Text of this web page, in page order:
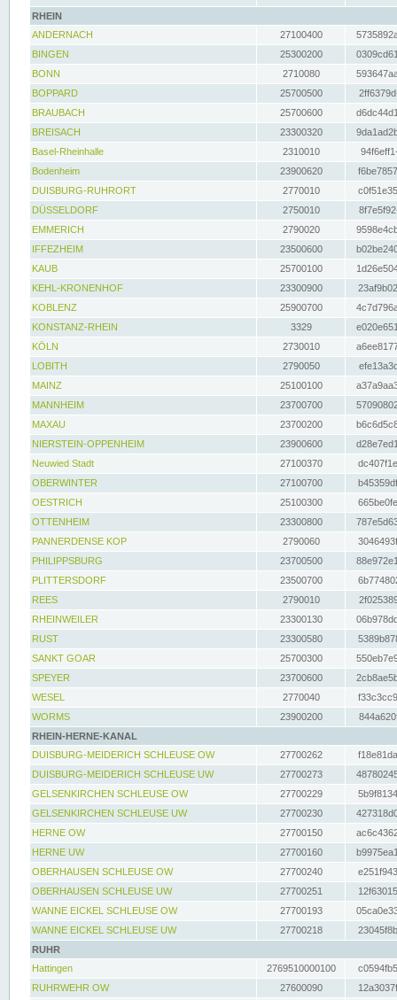
RHEIN
ANDERNACH
27100400
BINGEN
25300200
BONN
2710080
BOPPARD
25700500
BRAUBACH
25700600
BREISACH
23300320
Basel-Rheinhalle
2310010
Bodenheim
23900620
DUISBURG-RUHRORT
2770010
DÜSSELDORF
2750010
EMMERICH
2790020
IFFEZHEIM
23500600
KAUB
25700100
KEHL-KRONENHOF
23300900
KOBLENZ
25900700
KONSTANZ-RHEIN
3329
KÖLN
2730010
LOBITH
2790050
MAINZ
25100100
MANNHEIM
23700700
MAXAU
23700200
NIERSTEIN-OPPENHEIM
23900600
Neuwied Stadt
27100370
OBERWINTER
27100700
OESTRICH
25100300
OTTENHEIM
23300800
PANNERDENSE KOP
2790060
PHILIPPSBURG
23700500
PLITTERSDORF
23500700
REES
2790010
RHEINWEILER
23300130
RUST
23300580
SANKT GOAR
25700300
SPEYER
23700600
WESEL
2770040
WORMS
23900200
RHEIN-HERNE-KANAL
DUISBURG-MEIDERICH SCHLEUSE OW
27700262
DUISBURG-MEIDERICH SCHLEUSE UW
27700273
GELSENKIRCHEN SCHLEUSE OW
27700229
GELSENKIRCHEN SCHLEUSE UW
27700230
HERNE OW
27700150
HERNE UW
27700160
OBERHAUSEN SCHLEUSE OW
27700240
OBERHAUSEN SCHLEUSE UW
27700251
WANNE EICKEL SCHLEUSE OW
27700193
WANNE EICKEL SCHLEUSE UW
27700218
RUHR
Hattingen
2769510000100
RUHRWEHR OW
27600090